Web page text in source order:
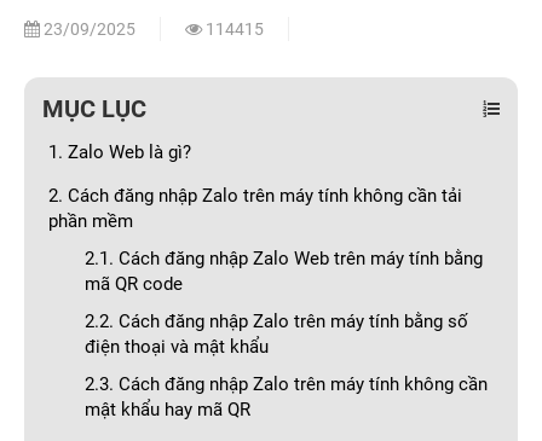
23/09/2025 114415
MỤC LỤC
1. Zalo Web là gì?
2. Cách đăng nhập Zalo trên máy tính không cần tải
phần mềm
2.1. Cách đăng nhập Zalo Web trên máy tính bằng
mã QR code
2.2. Cách đăng nhập Zalo trên máy tính bằng số
điện thoại và mật khẩu
2.3. Cách đăng nhập Zalo trên máy tính không cần
mật khẩu hay mã QR